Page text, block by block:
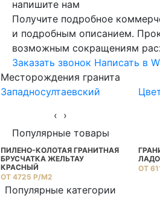
напишите нам
Получите подробное
и подробным описанием.
возможным сокращениям
Заказать звонок Написать в
Месторождения гранита
Западносултаевский
‹ ›
Популярные товары
ПИЛЕНО-КОЛОТАЯ ГРАНИТНАЯ
БРУСЧАТКА ЖЕЛЬТАУ
КРАСНЫЙ
ОТ 4725 Р/М2
ОТ
Популярные категории